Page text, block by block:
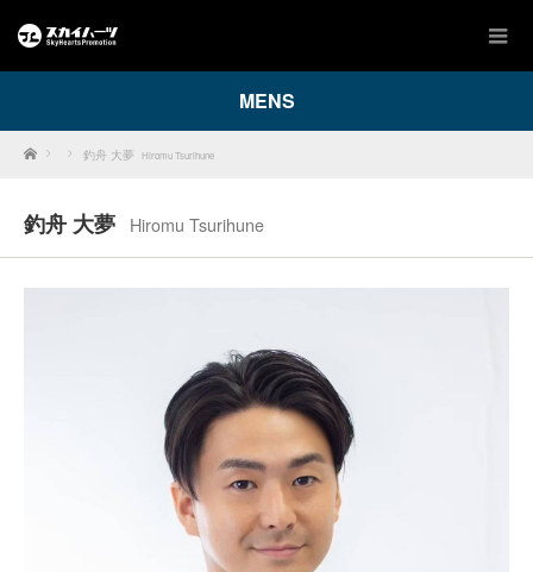
MENS
Home 釣舟 大夢 Hiromu Tsurihune
釣舟 大夢 Hiromu Tsurihune